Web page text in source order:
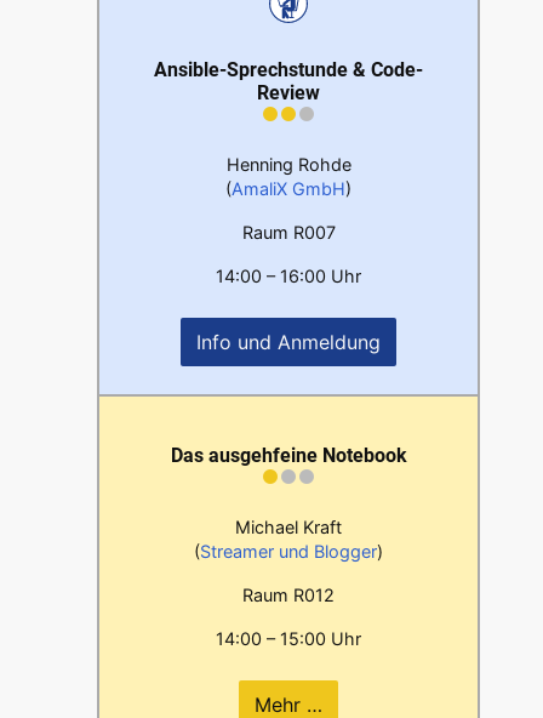
Ansible-Sprechstunde & Code-
Review
Henning Rohde
(AmaliX GmbH)
Raum R007
14:00 – 16:00 Uhr
Info und Anmeldung
Das ausgehfeine Notebook
Michael Kraft
(Streamer und Blogger)
Raum R012
14:00 – 15:00 Uhr
Mehr …